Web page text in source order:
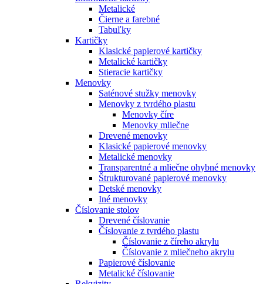
Metalické
Čierne a farebné
Tabuľky
Kartičky
Klasické papierové kartičky
Metalické kartičky
Stieracie kartičky
Menovky
Saténové stužky menovky
Menovky z tvrdého plastu
Menovky číre
Menovky mliečne
Drevené menovky
Klasické papierové menovky
Metalické menovky
Transparentné a mliečne ohybné menovky
Štrukturované papierové menovky
Detské menovky
Iné menovky
Číslovanie stolov
Drevené číslovanie
Číslovanie z tvrdého plastu
Číslovanie z číreho akrylu
Číslovanie z mliečneho akrylu
Papierové číslovanie
Metalické číslovanie